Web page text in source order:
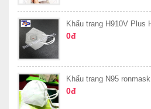
Khẩu trang H910V Plus
0đ
Khẩu trang N95 ronmask
0đ